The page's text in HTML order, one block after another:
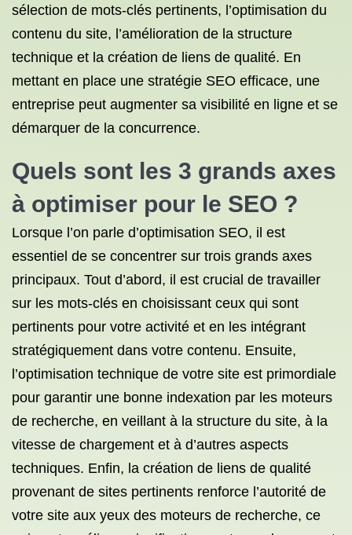
sélection de mots-clés pertinents, l’optimisation du
contenu du site, l’amélioration de la structure
technique et la création de liens de qualité. En
mettant en place une stratégie SEO efficace, une
entreprise peut augmenter sa visibilité en ligne et se
démarquer de la concurrence.
Quels sont les 3 grands axes
à optimiser pour le SEO ?
Lorsque l’on parle d’optimisation SEO, il est
essentiel de se concentrer sur trois grands axes
principaux. Tout d’abord, il est crucial de travailler
sur les mots-clés en choisissant ceux qui sont
pertinents pour votre activité et en les intégrant
stratégiquement dans votre contenu. Ensuite,
l’optimisation technique de votre site est primordiale
pour garantir une bonne indexation par les moteurs
de recherche, en veillant à la structure du site, à la
vitesse de chargement et à d’autres aspects
techniques. Enfin, la création de liens de qualité
provenant de sites pertinents renforce l’autorité de
votre site aux yeux des moteurs de recherche, ce